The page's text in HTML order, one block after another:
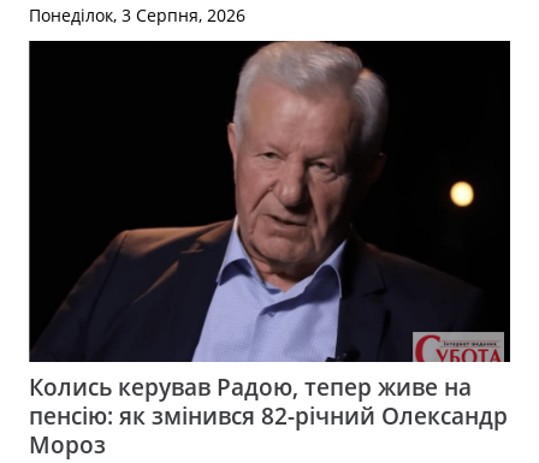
Понеділок, 3 Серпня, 2026
Колись керував Радою, тепер живе на
пенсію: як змінився 82-річний Олександр
Мороз